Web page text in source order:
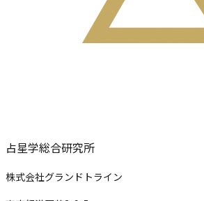
占星学総合研究所
株式会社グランドトライン